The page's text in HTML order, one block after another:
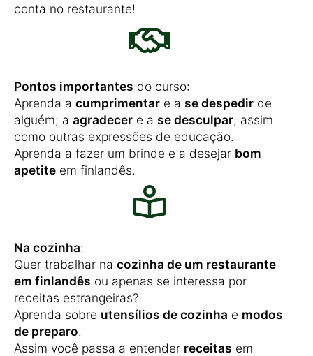
conta no restaurante!
Pontos importantes do curso:
Aprenda a cumprimentar e a se despedir de
alguém; a agradecer e a se desculpar, assim
como outras expressões de educação.
Aprenda a fazer um brinde e a desejar bom
apetite em finlandês.
Na cozinha:
Quer trabalhar na cozinha de um restaurante
em finlandês ou apenas se interessa por
receitas estrangeiras?
Aprenda sobre utensílios de cozinha e modos
de preparo.
Assim você passa a entender receitas em